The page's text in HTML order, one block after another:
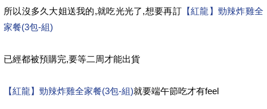
所以沒多久大姐送我的,就吃光光了,想要再訂【紅龍】勁辣炸雞全
家餐(3包-組)
已經都被預購完,要等二周才能出貨
【紅龍】勁辣炸雞全家餐(3包-組)就要端午節吃才有feel